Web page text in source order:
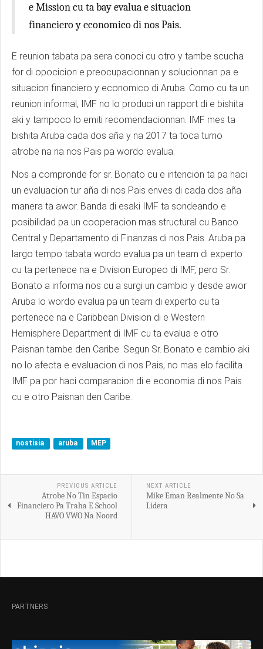
e Mission cu ta bay evalua e situacion
financiero y economico di nos Pais.
E reunion tabata pa sera conoci cu otro y tambe scucha
for di opocicion e preocupacionnan y solucionnan pa e
situacion financiero y economico di Aruba. Como cu ta un
reunion informal, IMF no lo produci un rapport di e bishita
aki y tampoco lo emiti recomendacionnan. IMF mes ta
bishita Aruba cada dos aña y na 2017 ta toca turno
atrobe na na nos Pais pa wordo evalua.
Nos a compronde for sr. Bonato cu e intencion ta pa haci
un evaluacion tur aña di nos Pais enves di cada dos aña
manera ta awor. Banda di esaki IMF ta sondeando e
posibilidad pa un cooperacion mas structural cu Banco
Central y Departamento di Finanzas di nos Pais. Aruba pa
largo tempo tabata wordo evalua pa un team di experto
cu ta pertenece na e Division Europeo di IMF, pero Sr.
Bonato a informa nos cu a surgi un cambio y desde awor
Aruba lo wordo evalua pa un team di experto cu ta
pertenece na e Caribbean Division di e Western
Hemisphere Department di IMF cu ta evalua e otro
Paisnan tambe den Caribe. Segun Sr. Bonato e cambio aki
no lo afecta e evaluacion di nos Pais, no mas elo facilita
IMF pa por haci comparacion di e economia di nos Pais
cu e otro Paisnan den Caribe.
nostisia aruba MEP
PREVIOUS ARTICLE
Atrobe No Tin Espacio
Financiero Pa Traha E School
HAVO VWO Na Noord
NEXT ARTICLE
Mike Eman Realmente No Sa
Lidera
PARTNERS